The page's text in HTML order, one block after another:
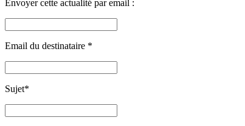
Envoyer cette actualité par email :
Email du destinataire *
Sujet*